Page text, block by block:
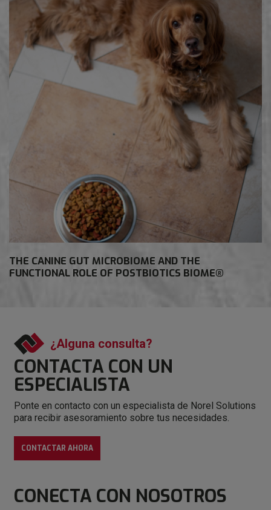
THE CANINE GUT MICROBIOME AND THE
FUNCTIONAL ROLE OF POSTBIOTICS BIOME®
¿Alguna consulta?
CONTACTA CON UN
ESPECIALISTA
Ponte en contacto con un especialista de Norel Solutions
para recibir asesoramiento sobre tus necesidades.
CONTACTAR AHORA
CONECTA CON NOSOTROS